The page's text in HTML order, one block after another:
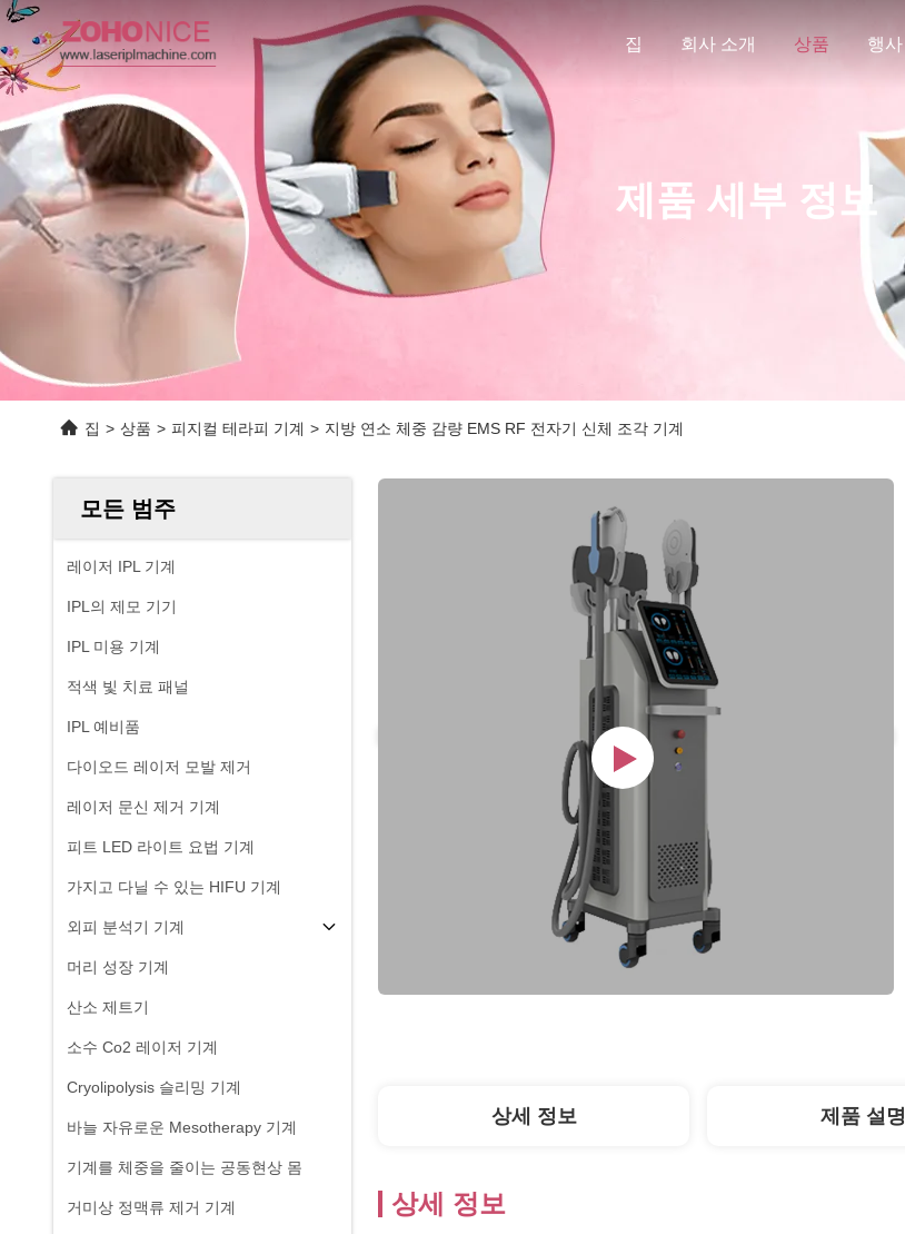
집 회사 소개 상품 행사
제품 세부 정보
집 > 상품 > 피지컬 테라피 기계 > 지방 연소 체중 감량 EMS RF 전자기 신체 조각 기계
모든 범주
레이저 IPL 기계
IPL의 제모 기기
IPL 미용 기계
적색 빛 치료 패널
IPL 예비품
다이오드 레이저 모발 제거
레이저 문신 제거 기계
피트 LED 라이트 요법 기계
가지고 다닐 수 있는 HIFU 기계
외피 분석기 기계
머리 성장 기계
산소 제트기
소수 Co2 레이저 기계
Cryolipolysis 슬리밍 기계
바늘 자유로운 Mesotherapy 기계
기계를 체중을 줄이는 공동현상 몸
거미상 정맥류 제거 기계
상세 정보 제품 설명
상세 정보